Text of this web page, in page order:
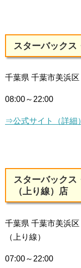
スターバックス
千葉県 千葉市美浜
08:00～22:00
⇒公式サイト（詳細）
スターバックス
（上り線）店
千葉県 千葉市美浜
（上り線）
07:00～22:00